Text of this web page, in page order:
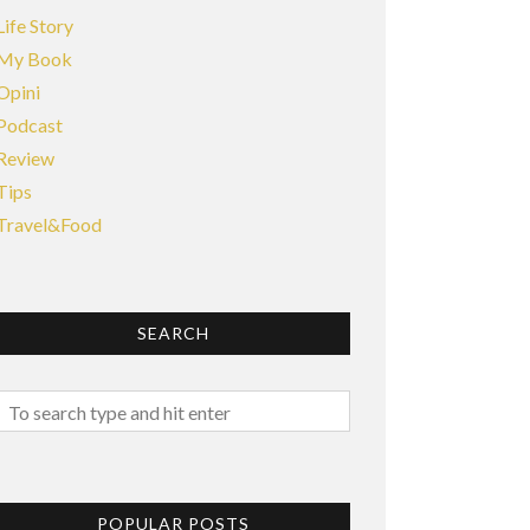
Story
Book
SEARCH
POPULAR POSTS